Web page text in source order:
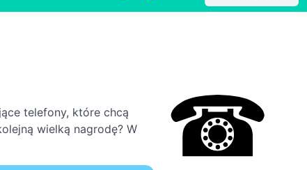
telefony, które chcą
wielką nagrodę? W